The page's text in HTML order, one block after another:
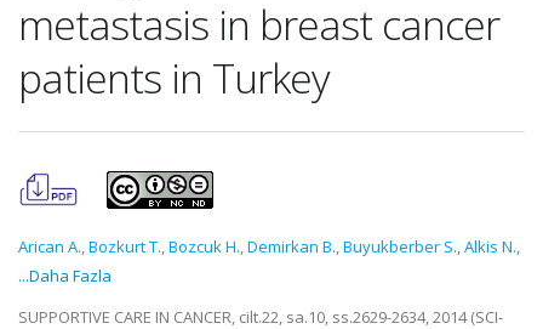
metastasis in breast cancer
patients in Turkey
Arican A.,Bozkurt T.,Bozcuk H.,Demirkan B.,Buyukberber S.,Alkis N.,
...Daha Fazla
SUPPORTIVE CARE IN CANCER, cilt.22, sa.10, ss.2629-2634, 2014 (SCI-